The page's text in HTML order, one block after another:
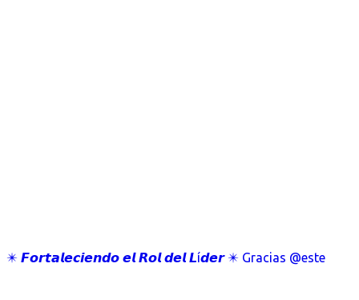
✴️ 𝙁𝙤𝙧𝙩𝙖𝙡𝙚𝙘𝙞𝙚𝙣𝙙𝙤 𝙚𝙡 𝙍𝙤𝙡 𝙙𝙚𝙡 𝙇í𝙙𝙚𝙧 ✴️ Gracias @este